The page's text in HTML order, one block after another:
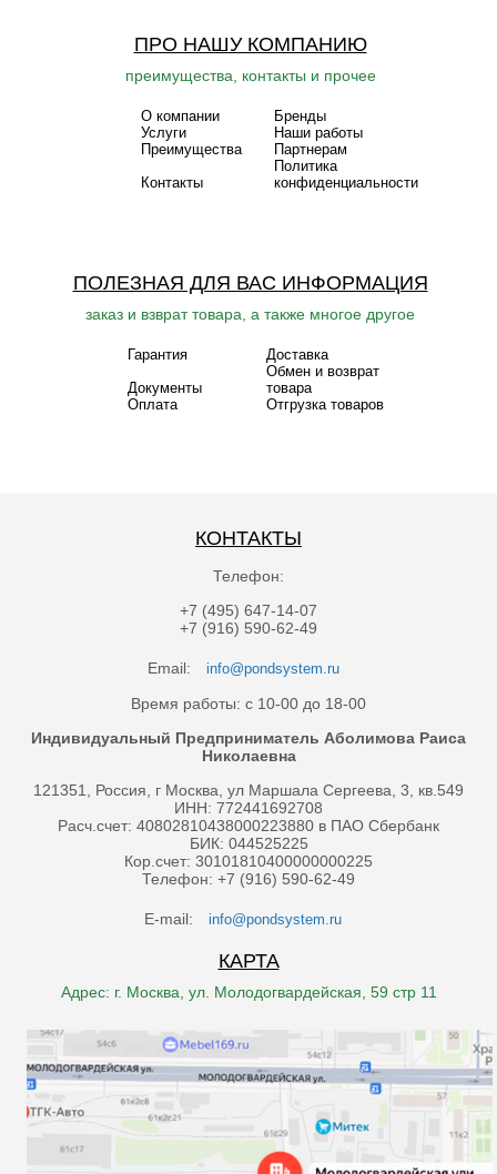
ПРО НАШУ КОМПАНИЮ
преимущества, контакты и прочее
О компании
Бренды
Услуги
Наши работы
Преимущества
Партнерам
Контакты
Политика
конфиденциальности
ПОЛЕЗНАЯ ДЛЯ ВАС ИНФОРМАЦИЯ
заказ и взврат товара, а также многое другое
Гарантия
Доставка
Документы
Обмен и возврат
товара
Оплата
Отгрузка товаров
КОНТАКТЫ
Телефон:
+7 (495) 647-14-07
+7 (916) 590-62-49
Email: info@pondsystem.ru
Время работы: с 10-00 до 18-00
Индивидуальный Предприниматель Аболимова Раиса
Николаевна
121351, Россия, г Москва, ул Маршала Сергеева, 3, кв.549
ИНН: 772441692708
Расч.счет: 40802810438000223880 в ПАО Сбербанк
БИК: 044525225
Кор.счет: 30101810400000000225
Телефон: +7 (916) 590-62-49
E-mail: info@pondsystem.ru
КАРТА
Адрес: г. Москва, ул. Молодогвардейская, 59 стр 11